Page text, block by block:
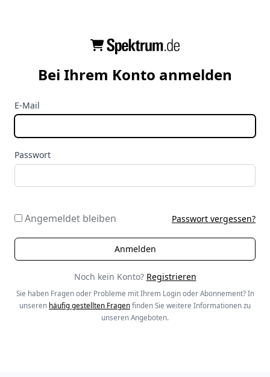
Bei Ihrem Konto anmelden
E-Mail
Passwort
Angemeldet bleiben Passwort vergessen?
Noch kein Konto? Registrieren
Sie haben Fragen oder Probleme mit Ihrem Login oder Abonnement? In
unseren häufig gestellten Fragen finden Sie weitere Informationen zu
unseren Angeboten.